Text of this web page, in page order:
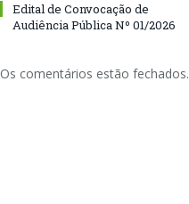
Edital de Convocação de
Audiência Pública Nº 01/2026
Os comentários estão fechados.